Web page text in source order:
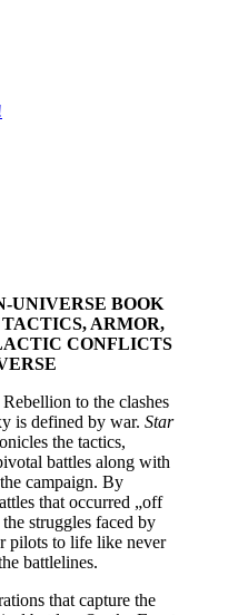
UNIVERSE BOOK
ARMOR,
CONFLICTS
to the clashes
is defined by war. Star
the tactics,
battles along with
campaign. By
that occurred „off
struggles faced by
pilots to life like never
battlelines.
that capture the